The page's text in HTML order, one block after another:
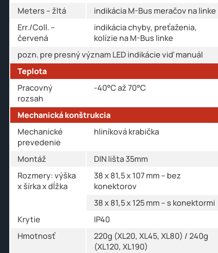
Meters – žltá
indikácia M-Bus meračov na linke
Err./Coll. –
červená
indikácia chyby, preťaženia,
kolízie na M-Bus linke
pozn. pre presný význam LED indikácie viď manuál
Teplota
Pracovný
rozsah
-40°C až 70°C
Mechanická konštrukcia
Mechanické
prevedenie
hliníková krabička
Montáž
DIN lišta 35mm
Rozmery: výška
x šírka x dĺžka
38 x 81,5 x 107 mm – bez
konektorov
38 x 81,5 x 125 mm – s konektormi
Krytie
IP40
Hmotnosť
220g (XL20, XL45, XL80) / 240g
(XL120, XL190)